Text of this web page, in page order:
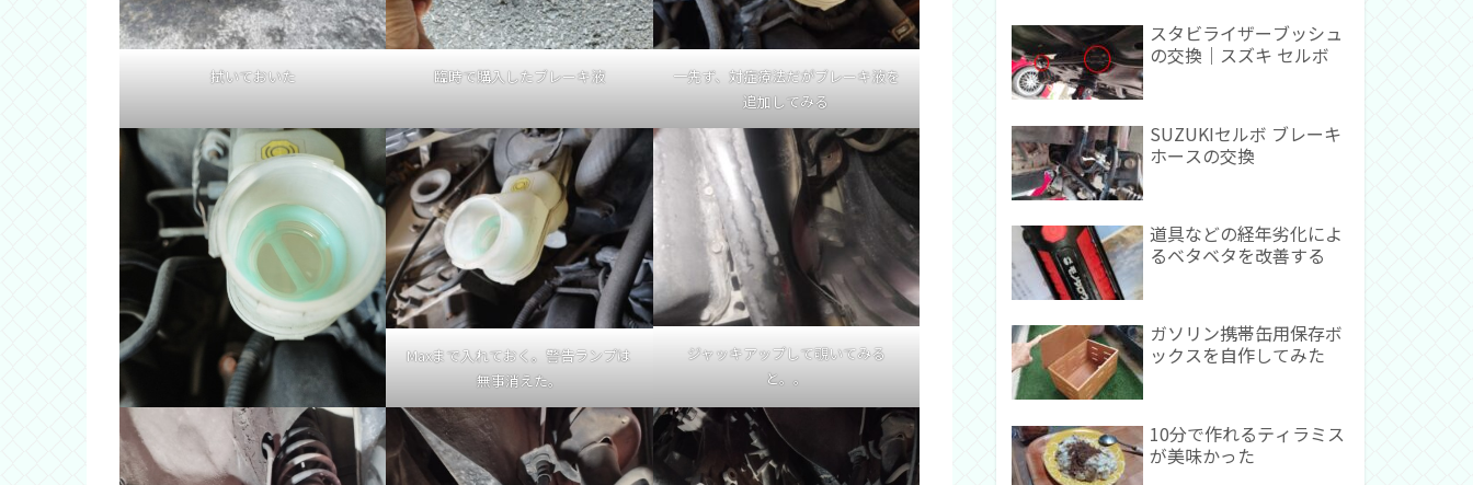
拭いておいた 臨時で購入したブレーキ液
一先ず、対症療法だがブレーキ液を
追加してみる
Maxまで入れておく。警告ランプは
無事消えた。
ジャッキアップして覗いてみる
と。。
スタビライザーブッシュ
の交換｜スズキ セルボ
SUZUKIセルボ ブレーキ
ホースの交換
道具などの経年劣化によ
るベタベタを改善する
ガソリン携帯缶用保存ボ
ックスを自作してみた
10分で作れるティラミス
が美味かった